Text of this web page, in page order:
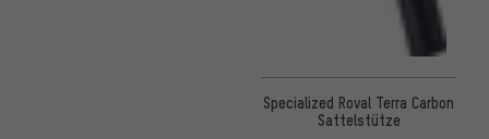
Specialized Roval Terra Carbon
Sattelstütze